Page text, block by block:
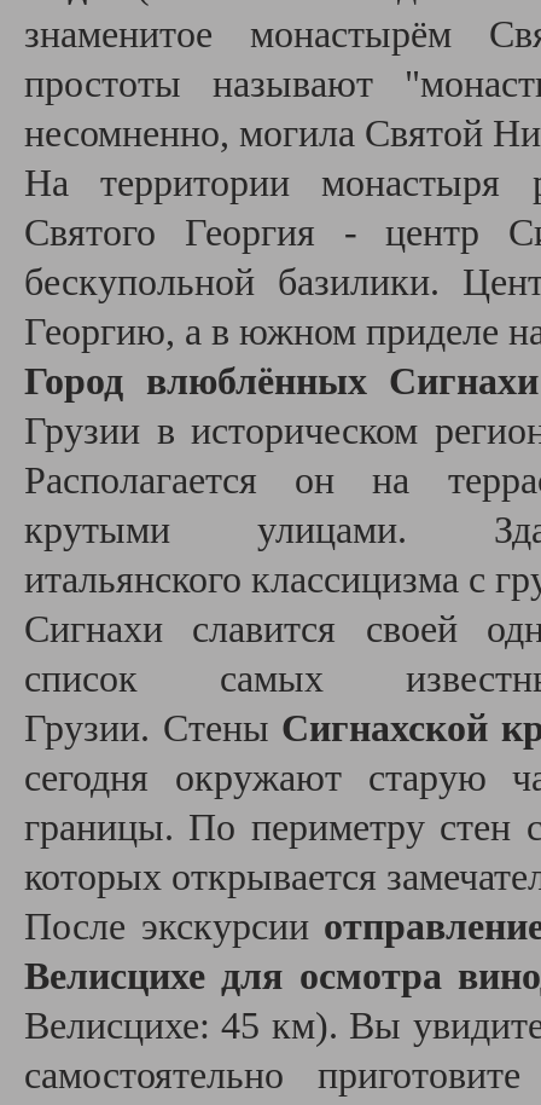
знаменитое монастырём
простоты называют
несомненно, могила Святой
На территории монастыря
Святого Георгия - центр
бескупольной базилики.
Георгию, а в южном приделе
Город влюблённых Сигнахи
Грузии в историческом
Располагается он на
крутыми улицами.
итальянского классицизма с
Сигнахи славится своей
список самых
Грузии. Стены Сигнахской
сегодня окружают старую
границы. По периметру стен
которых открывается
После экскурсии
Велисцихе для осмотра
Велисцихе: 45 км). Вы
самостоятельно